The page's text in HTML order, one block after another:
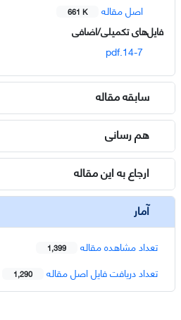
اصل مقاله
661 K
فایل‌های تکمیلی/اضافی
14-7.pdf
سابقه مقاله
هم رسانی
ارجاع به این مقاله
آمار
تعداد مشاهده مقاله 1,399
تعداد دریافت فایل اصل مقاله 1,290